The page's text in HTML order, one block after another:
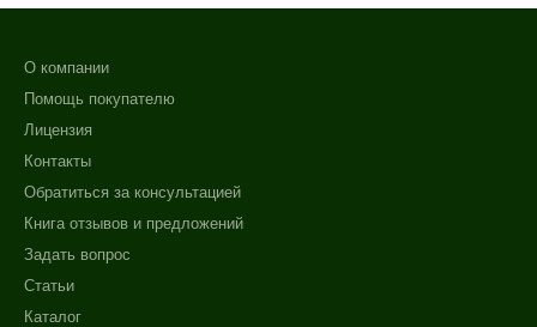
О компании
Помощь покупателю
Лицензия
Контакты
Обратиться за консультацией
Книга отзывов и предложений
Задать вопрос
Статьи
Каталог